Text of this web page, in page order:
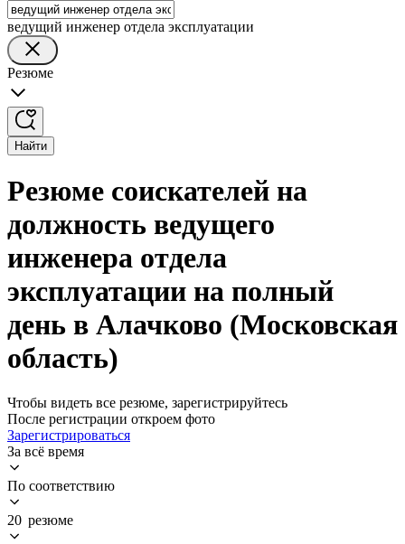
ведущий инженер отдела эксплуатации
Резюме
Найти
Резюме соискателей на
должность ведущего
инженера отдела
эксплуатации на полный
день в Алачково (Московская
область)
Чтобы видеть все резюме, зарегистрируйтесь
После регистрации откроем фото
Зарегистрироваться
За всё время
По соответствию
20 резюме